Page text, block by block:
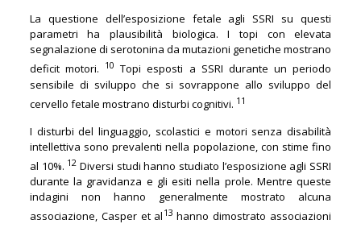
La questione dell’esposizione fetale agli SSRI su questi
parametri ha plausibilità biologica. I topi con elevata
segnalazione di serotonina da mutazioni genetiche mostrano
deficit motori. 10 Topi esposti a SSRI durante un periodo
sensibile di sviluppo che si sovrappone allo sviluppo del
cervello fetale mostrano disturbi cognitivi. 11
I disturbi del linguaggio, scolastici e motori senza disabilità
intellettiva sono prevalenti nella popolazione, con stime fino
al 10%. 12 Diversi studi hanno studiato l’esposizione agli SSRI
durante la gravidanza e gli esiti nella prole. Mentre queste
indagini non hanno generalmente mostrato alcuna
associazione, Casper et al 13 hanno dimostrato associazioni